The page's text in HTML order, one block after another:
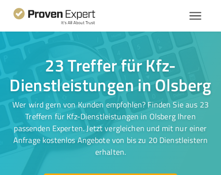
23 Treffer für Kfz-
Dienstleistungen in Olsberg
Wer wird gern von Kunden empfohlen? Finden Sie aus 23
Treffern für Kfz-Dienstleistungen in Olsberg Ihren
passenden Experten. Jetzt vergleichen und mit nur einer
Anfrage kostenlos Angebote von bis zu 20 Dienstleistern
erhalten.